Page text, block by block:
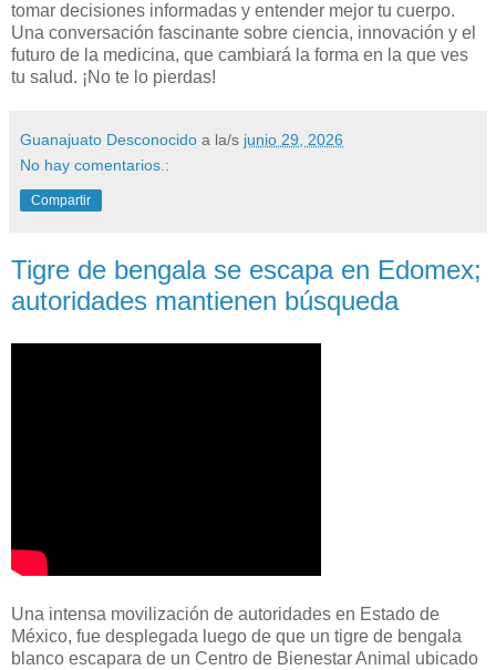
tomar decisiones informadas y entender mejor tu cuerpo.
Una conversación fascinante sobre ciencia, innovación y el
futuro de la medicina, que cambiará la forma en la que ves
tu salud. ¡No te lo pierdas!
Guanajuato Desconocido a la/s junio 29, 2026
No hay comentarios.:
Compartir
Tigre de bengala se escapa en Edomex;
autoridades mantienen búsqueda
Una intensa movilización de autoridades en Estado de
México, fue desplegada luego de que un tigre de bengala
blanco escapara de un Centro de Bienestar Animal ubicado